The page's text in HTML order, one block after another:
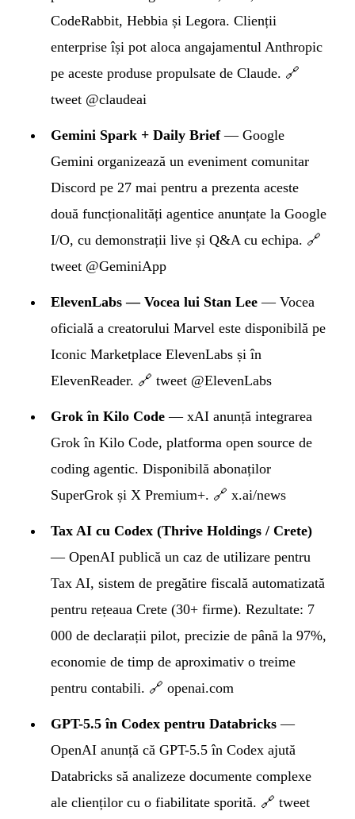
CodeRabbit, Hebbia și Legora. Clienții
enterprise își pot aloca angajamentul Anthropic
pe aceste produse propulsate de Claude. 🔗
tweet @claudeai
Gemini Spark + Daily Brief— Google
Gemini organizează un eveniment comunitar
Discord pe 27 mai pentru a prezenta aceste
două funcționalități agentice anunțate la Google
I/O, cu demonstrații live și Q&A cu echipa. 🔗
tweet @GeminiApp
ElevenLabs — Vocea lui Stan Lee — Vocea
oficială a creatorului Marvel este disponibilă pe
Iconic Marketplace ElevenLabs și în
ElevenReader. 🔗 tweet @ElevenLabs
Grok în Kilo Code — xAI anunță integrarea
Grok în Kilo Code, platforma open source de
coding agentic. Disponibilă abonaților
SuperGrok și X Premium+. 🔗 x.ai/news
Tax AI cu Codex (Thrive Holdings / Crete)
— OpenAI publică un caz de utilizare pentru
Tax AI, sistem de pregătire fiscală automatizată
pentru rețeaua Crete (30+ firme). Rezultate: 7
000 de declarații pilot, precizie de până la 97%,
economie de timp de aproximativ o treime
pentru contabili. 🔗 openai.com
GPT-5.5 în Codex pentru Databricks —
OpenAI anunță că GPT-5.5 în Codex ajută
Databricks să analizeze documente complexe
ale clienților cu o fiabilitate sporită. 🔗 tweet